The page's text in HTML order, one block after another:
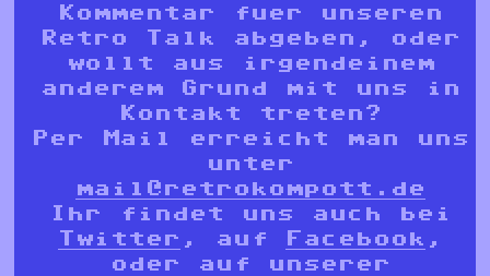
Kommentar fuer unseren
Retro Talk abgeben, oder
wollt aus irgendeinem
anderem Grund mit uns in
Kontakt treten?
Per Mail erreicht man uns
unter
mail@retrokompott.de
Ihr findet uns auch bei
Twitter , auf Facebook ,
oder auf unserer